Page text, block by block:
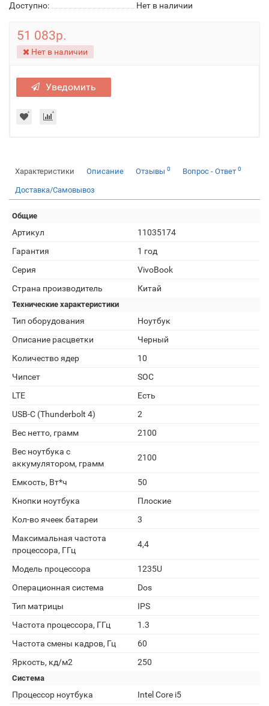
Доступно:
Нет в наличии
51 083р.
Нет в наличии
Уведомить
Характеристики Описание Отзывы 0 Вопрос - Ответ 0
Доставка/Самовывоз
Общие
Артикул
11035174
Гарантия
1 год
Серия
VivoBook
Страна производитель
Китай
Технические характеристики
Тип оборудования
Ноутбук
Описание расцветки
Черный
Количество ядер
10
Чипсет
SOC
LTE
Есть
USB-C (Thunderbolt 4)
2
Вес нетто, грамм
2100
Вес ноутбука с
аккумулятором, грамм
2100
Емкость, Вт*ч
50
Кнопки ноутбука
Плоские
Кол-во ячеек батареи
3
Максимальная частота
процессора, ГГц
4,4
Модель процессора
1235U
Операционная система
Dos
Тип матрицы
IPS
Частота процессора, ГГц
1.3
Частота смены кадров, Гц
60
Яркость, кд/м2
250
Система
Процессор ноутбука Intel Core i5